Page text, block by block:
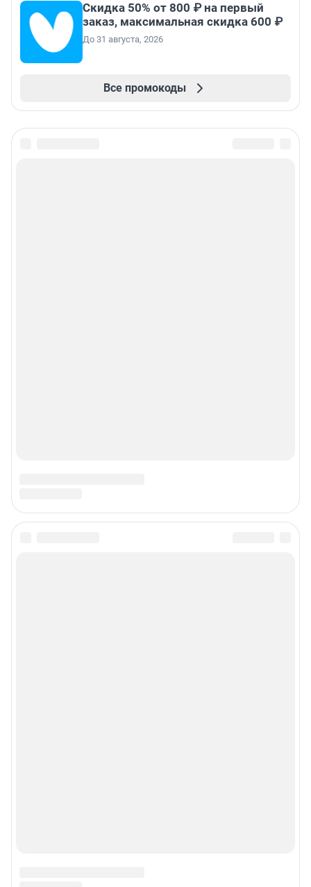
Скидка 50% от 800 ₽ на первый
заказ, максимальная скидка 600 ₽
До 31 августа, 2026
Все промокоды